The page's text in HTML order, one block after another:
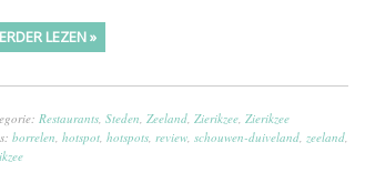
LEZEN »
Restaurants, Steden Zeeland, Zierikzee, Zierikzee
borrelen hotspot, hotspots, review, schouwen-duiveland, zeeland,